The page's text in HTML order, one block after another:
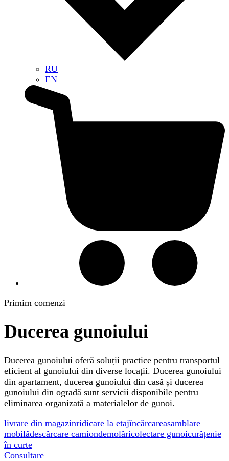
RU
EN
Primim comenzi
Ducerea gunoiului
Ducerea gunoiului oferă soluții practice pentru transportul
eficient al gunoiului din diverse locații. Ducerea gunoiului
din apartament, ducerea gunoiului din casă și ducerea
gunoiului din ogradă sunt servicii disponibile pentru
eliminarea organizată a materialelor de gunoi.
livrare din magazinridicare la etajîncărcareasamblare
mobilădescărcare camiondemolăricolectare gunoicurățenie
în curte
Consultare